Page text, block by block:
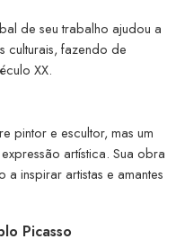
de seu trabalho ajudou a
culturais, fazendo de
XX.
pintor e escultor, mas um
artística. Sua obra
a inspirar artistas e amantes
Picasso